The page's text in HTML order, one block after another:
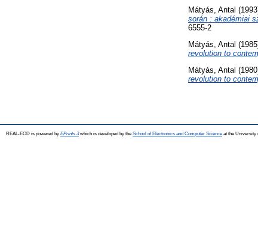
Mátyás, Antal
során : akadémiai
6555-2
Mátyás, Antal
revolution to
Mátyás, Antal
revolution to
REAL-EOD is powered by EPrints 3which is developed by the School of Electronics and Computer Science at the University